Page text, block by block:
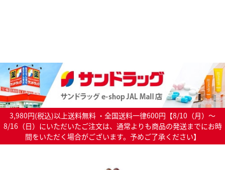
3,980円(税込)以上送料無料 ・全国送料一律600円【8/10（月）～
8/16（日）にいただいたご注文は、通常よりも商品の発送までにお時
間をいただく場合がございます。予めご了承ください】